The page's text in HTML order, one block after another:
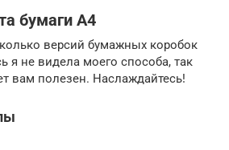
бумаги А4
версий бумажных коробок
я не видела моего способа, так
вам полезен. Наслаждайтесь!